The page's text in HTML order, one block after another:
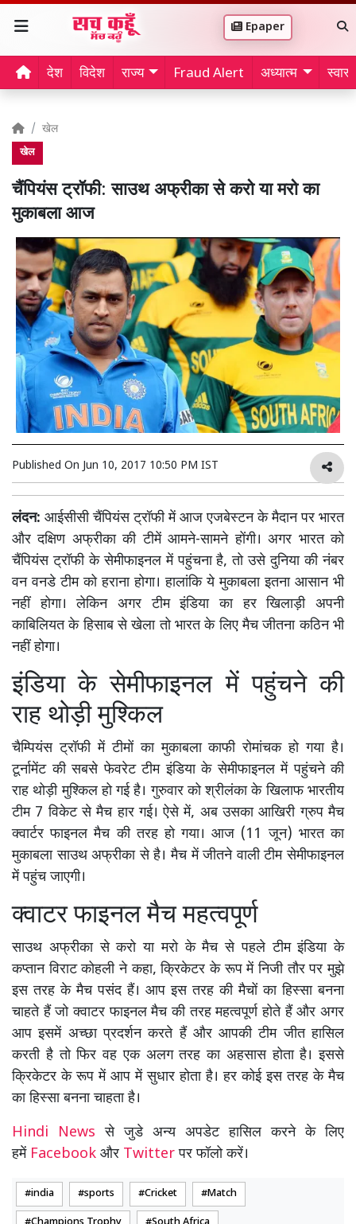
Epaper
देश विदेश राज्य Fraud Alert अध्यात्म
खेल
खेल
चैंपियंस ट्रॉफी: साउथ अफ्रीका से करो या मरो का
मुकाबला आज
Published On Jun 10, 2017 10:50 PM IST
लंदन: आईसीसी चैंपियंस ट्रॉफी में आज एजबेस्टन के मैदान पर भारत
और दक्षिण अफ्रीका की टीमें आमने-सामने होंगी। अगर भारत को
चैंपियंस ट्रॉफी के सेमीफाइनल में पहुंचना है, तो उसे दुनिया की नंबर
वन वनडे टीम को हराना होगा। हालांकि ये मुकाबला इतना आसान भी
नहीं होगा। लेकिन अगर टीम इंडिया का हर खिलाड़ी अपनी
काबिलियत के हिसाब से खेला तो भारत के लिए मैच जीतना कठिन भी
नहीं होगा।
इंडिया के सेमीफाइनल में पहुंचने की
राह थोड़ी मुश्किल
चैम्पियंस ट्रॉफी में टीमों का मुकाबला काफी रोमांचक हो गया है।
टूर्नामेंट की सबसे फेवरेट टीम इंडिया के सेमीफाइनल में पहुंचने की
राह थोड़ी मुश्किल हो गई है। गुरुवार को श्रीलंका के खिलाफ भारतीय
टीम 7 विकेट से मैच हार गई। ऐसे में, अब उसका आखिरी ग्रुप मैच
क्वार्टर फाइनल मैच की तरह हो गया। आज (11 जून) भारत का
मुकाबला साउथ अफ्रीका से है। मैच में जीतने वाली टीम सेमीफाइनल
में पहुंच जाएगी।
क्वाटर फाइनल मैच महत्वपूर्ण
साउथ अफ्रीका से करो या मरो के मैच से पहले टीम इंडिया के
कप्तान विराट कोहली ने कहा, क्रिकेटर के रूप में निजी तौर पर मुझे
इस तरह के मैच पसंद हैं। आप इस तरह की मैचों का हिस्सा बनना
चाहते हैं जो क्वाटर फाइनल मैच की तरह महत्वपूर्ण होते हैं और अगर
आप इसमें अच्छा प्रदर्शन करते हैं और आपकी टीम जीत हासिल
करती है तो फिर वह एक अलग तरह का अहसास होता है। इससे
क्रिकेटर के रूप में आप में सुधार होता है। हर कोई इस तरह के मैच
का हिस्सा बनना चाहता है।
Hindi Newsसे जुडे अन्य अपडेट हासिल करने के लिए
हमें Facebook और Twitterपर फॉलो करें।
india sports Cricket Match